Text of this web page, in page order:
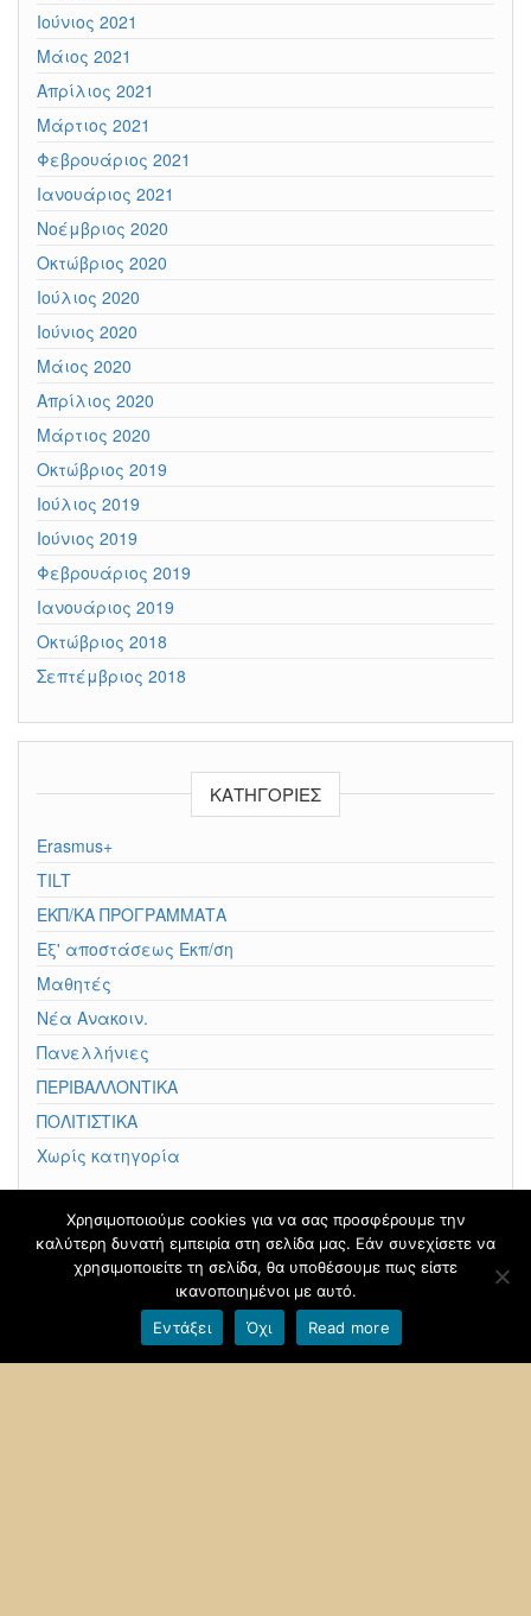
Ιούνιος 2021
Μάιος 2021
Απρίλιος 2021
Μάρτιος 2021
Φεβρουάριος 2021
Ιανουάριος 2021
Νοέμβριος 2020
Οκτώβριος 2020
Ιούλιος 2020
Ιούνιος 2020
Μάιος 2020
Απρίλιος 2020
Μάρτιος 2020
Οκτώβριος 2019
Ιούλιος 2019
Ιούνιος 2019
Φεβρουάριος 2019
Ιανουάριος 2019
Οκτώβριος 2018
Σεπτέμβριος 2018
KΑΤΗΓΟΡΊΕΣ
Erasmus+
TILT
ΕΚΠ/ΚΑ ΠΡΟΓΡΑΜΜΑΤΑ
Εξ' αποστάσεως Εκπ/ση
Μαθητές
Νέα Ανακοιν.
Πανελλήνιες
ΠΕΡΙΒΑΛΛΟΝΤΙΚΑ
ΠΟΛΙΤΙΣΤΙΚΑ
Χωρίς κατηγορία
Φιλοξενείται στοblogs.sch.gr |Θέμα βασισμένο στο
Head Blog
Όροι χρήσης blogs.sch.gr|Δήλωση προσβασιμότητας
Χρησιμοποιούμε cookies για να σας προσφέρουμε την
καλύτερη δυνατή εμπειρία στη σελίδα μας. Εάν συνεχίσετε να
χρησιμοποιείτε τη σελίδα, θα υποθέσουμε πως είστε
ικανοποιημένοι με αυτό.
Εντάξει
Όχι Read more